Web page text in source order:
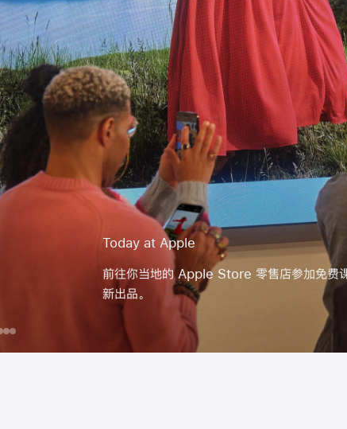
iPad
在